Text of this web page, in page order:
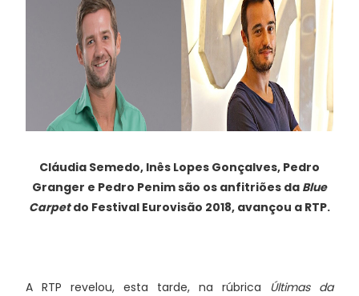
Cláudia Semedo, Inês Lopes Gonçalves, Pedro
Granger e Pedro Penim são os anfitriões da Blue
Carpetdo Festival Eurovisão 2018, avançou a RTP.
A RTP revelou, esta tarde, na rúbrica Últimas da